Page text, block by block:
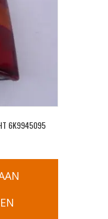
6K9945095